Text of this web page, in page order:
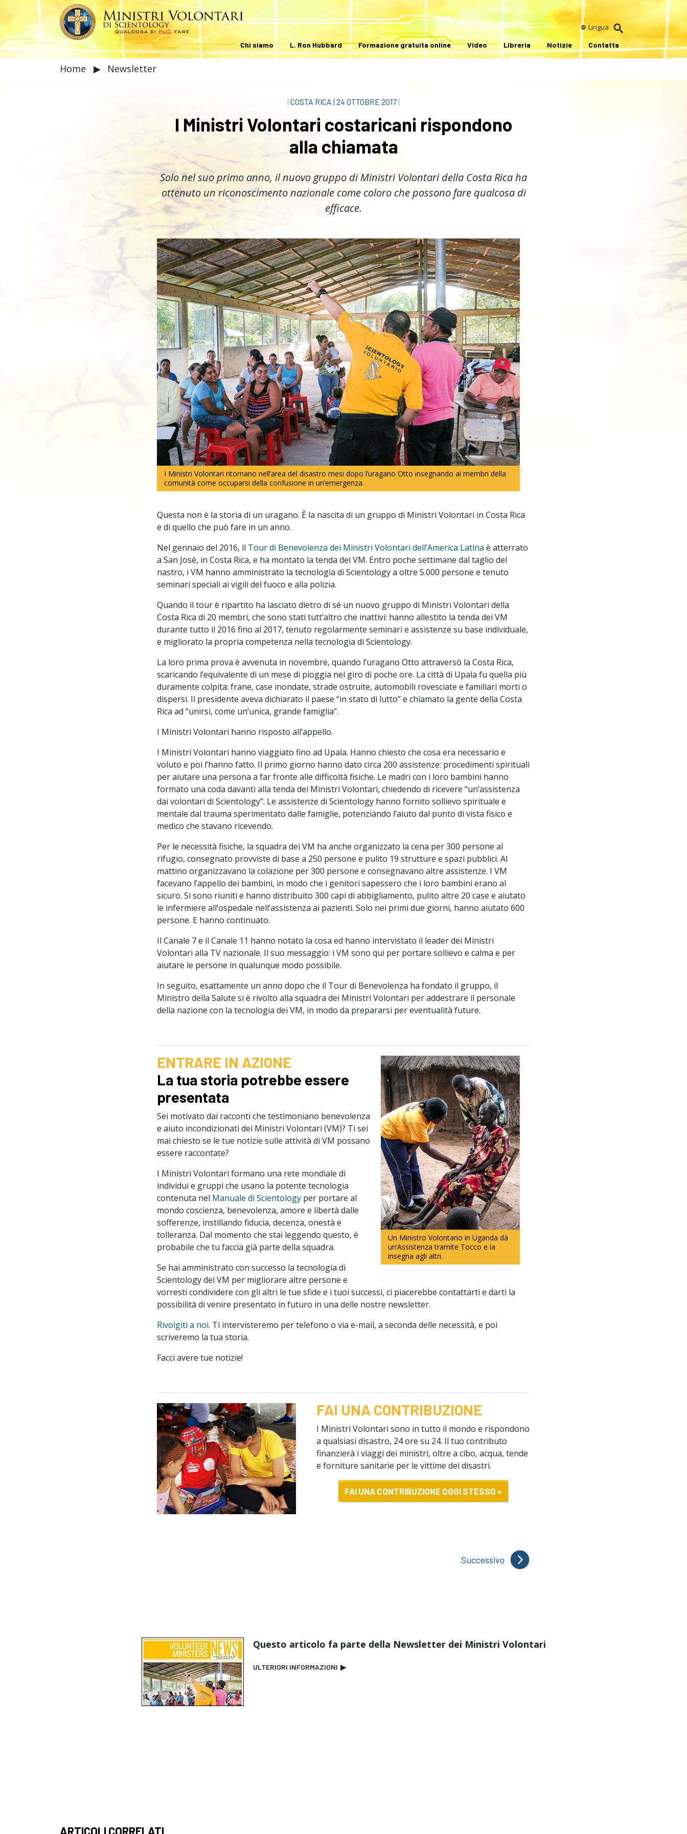
Lingua
Chi siamo L. Ron Hubbard Formazione gratuita online Video Libreria Notizie Contatta
Home ▶ Newsletter
| COSTA RICA | 24 OTTOBRE 2017 |
I Ministri Volontari costaricani rispondono
alla chiamata
Solo nel suo primo anno, il nuovo gruppo di Ministri Volontari della Costa Rica ha
ottenuto un riconoscimento nazionale come coloro che possono fare qualcosa di
efficace.
I Ministri Volontari ritornano nell’area del disastro mesi dopo l’uragano Otto insegnando ai membri della
comunità come occuparsi della confusione in un’emergenza.
Questa non è la storia di un uragano. È la nascita di un gruppo di Ministri Volontari in Costa Rica
e di quello che può fare in un anno.
Nel gennaio del 2016, il Tour di Benevolenza dei Ministri Volontari dell’America Latina è atterrato
a San José, in Costa Rica, e ha montato la tenda dei VM. Entro poche settimane dal taglio del
nastro, i VM hanno amministrato la tecnologia di Scientology a oltre 5.000 persone e tenuto
seminari speciali ai vigili del fuoco e alla polizia.
Quando il tour è ripartito ha lasciato dietro di sé un nuovo gruppo di Ministri Volontari della
Costa Rica di 20 membri, che sono stati tutt’altro che inattivi: hanno allestito la tenda dei VM
durante tutto il 2016 fino al 2017, tenuto regolarmente seminari e assistenze su base individuale,
e migliorato la propria competenza nella tecnologia di Scientology.
La loro prima prova è avvenuta in novembre, quando l’uragano Otto attraversò la Costa Rica,
scaricando l’equivalente di un mese di pioggia nel giro di poche ore. La città di Upala fu quella più
duramente colpita: frane, case inondate, strade ostruite, automobili rovesciate e familiari morti o
dispersi. Il presidente aveva dichiarato il paese “in stato di lutto” e chiamato la gente della Costa
Rica ad “unirsi, come un’unica, grande famiglia”.
I Ministri Volontari hanno risposto all’appello.
I Ministri Volontari hanno viaggiato fino ad Upala. Hanno chiesto che cosa era necessario e
voluto e poi l’hanno fatto. Il primo giorno hanno dato circa 200 assistenze: procedimenti spirituali
per aiutare una persona a far fronte alle difficoltà fisiche. Le madri con i loro bambini hanno
formato una coda davanti alla tenda dei Ministri Volontari, chiedendo di ricevere “un’assistenza
dai volontari di Scientology”. Le assistenze di Scientology hanno fornito sollievo spirituale e
mentale dal trauma sperimentato dalle famiglie, potenziando l’aiuto dal punto di vista fisico e
medico che stavano ricevendo.
Per le necessità fisiche, la squadra dei VM ha anche organizzato la cena per 300 persone al
rifugio, consegnato provviste di base a 250 persone e pulito 19 strutture e spazi pubblici. Al
mattino organizzavano la colazione per 300 persone e consegnavano altre assistenze. I VM
facevano l’appello dei bambini, in modo che i genitori sapessero che i loro bambini erano al
sicuro. Si sono riuniti e hanno distribuito 300 capi di abbigliamento, pulito altre 20 case e aiutato
le infermiere all’ospedale nell’assistenza ai pazienti. Solo nei primi due giorni, hanno aiutato 600
persone. E hanno continuato.
Il Canale 7 e il Canale 11 hanno notato la cosa ed hanno intervistato il leader dei Ministri
Volontari alla TV nazionale. Il suo messaggio: i VM sono qui per portare sollievo e calma e per
aiutare le persone in qualunque modo possibile.
In seguito, esattamente un anno dopo che il Tour di Benevolenza ha fondato il gruppo, il
Ministro della Salute si è rivolto alla squadra dei Ministri Volontari per addestrare il personale
della nazione con la tecnologia dei VM, in modo da prepararsi per eventualità future.
Un Ministro Volontario in Uganda dà
un’Assistenza tramite Tocco e la
insegna agli altri.
ENTRARE IN AZIONE
La tua storia potrebbe essere
presentata
Sei motivato dai racconti che testimoniano benevolenza
e aiuto incondizionati dei Ministri Volontari (VM)? Ti sei
mai chiesto se le tue notizie sulle attività di VM possano
essere raccontate?
I Ministri Volontari formano una rete mondiale di
individui e gruppi che usano la potente tecnologia
contenuta nel Manuale di Scientology per portare al
mondo coscienza, benevolenza, amore e libertà dalle
sofferenze, instillando fiducia, decenza, onestà e
tolleranza. Dal momento che stai leggendo questo, è
probabile che tu faccia già parte della squadra.
Se hai amministrato con successo la tecnologia di
Scientology dei VM per migliorare altre persone e
vorresti condividere con gli altri le tue sfide e i tuoi successi, ci piacerebbe contattarti e darti la
possibilità di venire presentato in futuro in una delle nostre newsletter.
Rivolgiti a noi. Ti intervisteremo per telefono o via e-mail, a seconda delle necessità, e poi
scriveremo la tua storia.
Facci avere tue notizie!
FAI UNA CONTRIBUZIONE
I Ministri Volontari sono in tutto il mondo e rispondono
a qualsiasi disastro, 24 ore su 24. Il tuo contributo
finanzierà i viaggi dei ministri, oltre a cibo, acqua, tende
e forniture sanitarie per le vittime dei disastri.
FAI UNA CONTRIBUZIONE OGGI STESSO »
Successivo
Questo articolo fa parte della Newsletter dei Ministri Volontari
ULTERIORI INFORMAZIONI ▶
ARTICOLI CORRELATI